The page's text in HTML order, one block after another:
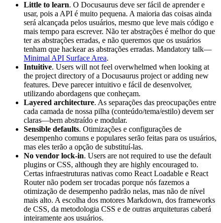
Little to learn. O Docusaurus deve ser fácil de aprender e
usar, pois a API é muito pequena. A maioria das coisas ainda
será alcançada pelos usuários, mesmo que leve mais código e
mais tempo para escrever. Não ter abstrações é melhor do que
ter as abstrações erradas, e não queremos que os usuários
tenham que hackear as abstrações erradas. Mandatory talk—
Minimal API Surface Area.
Intuitive. Users will not feel overwhelmed when looking at
the project directory of a Docusaurus project or adding new
features. Deve parecer intuitivo e fácil de desenvolver,
utilizando abordagens que conheçam.
Layered architecture. As separações das preocupações entre
cada camada de nossa pilha (conteúdo/tema/estilo) devem ser
claras—bem abstraído e modular.
Sensible defaults. Otimizações e configurações de
desempenho comuns e populares serão feitas para os usuários,
mas eles terão a opção de substituí-las.
No vendor lock-in. Users are not required to use the default
plugins or CSS, although they are highly encouraged to.
Certas infraestruturas nativas como React Loadable e React
Router não podem ser trocadas porque nós fazemos a
otimização de desempenho padrão nelas, mas não de nível
mais alto. A escolha dos motores Markdown, dos frameworks
de CSS, da metodologia CSS e de outras arquiteturas caberá
inteiramente aos usuários.